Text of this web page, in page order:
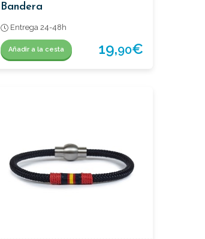
Bandera
Entrega 24-48h
Añadir a la cesta 19,90€